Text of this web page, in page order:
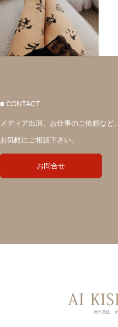
■ CONTACT
メディア出演、お仕事のご依頼など、
お気軽にご相談下さい。
お問合せ